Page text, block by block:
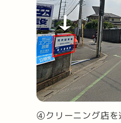
④クリーニング店を